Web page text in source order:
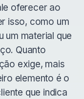
oferecer ao
isso, como um
um material que
Quanto
exige, mais
elemento é o
que indica